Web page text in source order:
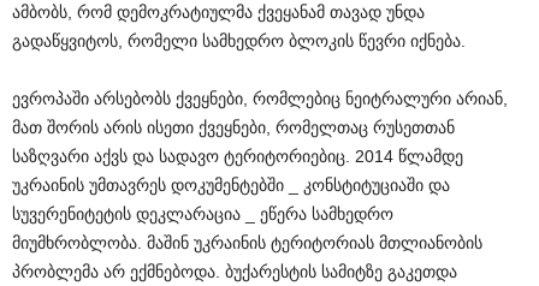
ამბობს, რომ დემოკრატიულმა ქვეყანამ თავად უნდა
გადაწყვიტოს, რომელი სამხედრო ბლოკის წევრი იქნება.
ევროპაში არსებობს ქვეყნები, რომლებიც ნეიტრალური არიან,
მათ შორის არის ისეთი ქვეყნები, რომელთაც რუსეთთან
საზღვარი აქვს და სადავო ტერიტორიებიც. 2014 წლამდე
უკრაინის უმთავრეს დოკუმენტებში _ კონსტიტუციაში და
სუვერენიტეტის დეკლარაცია _ ეწერა სამხედრო
მიუმხრობლობა. მაშინ უკრაინის ტერიტორიას მთლიანობის
პრობლემა არ ექმნებოდა. ბუქარესტის სამიტზე გაკეთდა